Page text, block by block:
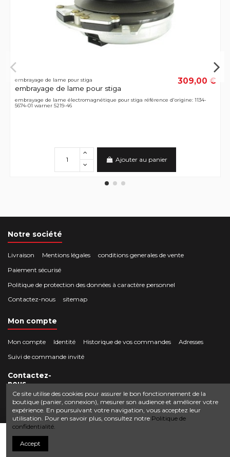
embrayage de lame pour stiga
embrayage de lame pour stiga
309,00 €
embrayage de lame électromagnétique pour stiga référence d'origine: 1134-
5674-01 warner 5219-46
Ajouter au panier
Notre société
Livraison Mentions légales
conditions generales de vente
Paiement sécurisé
Politique de protection des données à caractère personnel
Contactez-nous
sitemap
Mon compte
Mon compte Identité Historique de vos commandes
Adresses
Suivi de commande invité
Contactez-
nous
Crocbois-motoculture.com
50 route de Villefort 48800 Pied-de-Borne
0624436257
contact@crocbois-motoculture.com
Ce site utilise des cookies pour assurer le bon fonctionnement de la
boutique (panier, connexion), mesurer son audience et améliorer votre
expérience. En poursuivant votre navigation, vous acceptez leur
utilisation. Pour en savoir plus, consultez notre Politique de
confidentialité.
Accept